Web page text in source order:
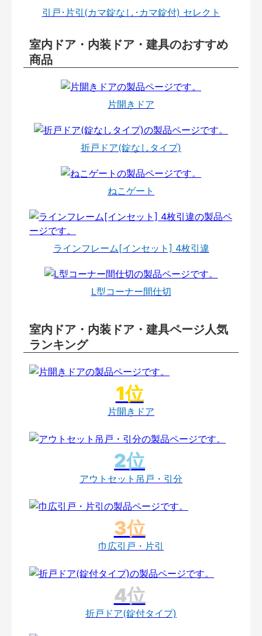
引戸･片引(カマ錠なし･カマ錠付) セレクト
室内ドア・内装ドア・建具のおすすめ
商品
片開きドア
折戸ドア(錠なしタイプ)
ねこゲート
ラインフレーム[インセット] 4枚引違
L型コーナー間仕切
室内ドア・内装ドア・建具ページ人気
ランキング
片開きドア
アウトセット吊戸・引分
巾広引戸・片引
折戸ドア(錠付タイプ)